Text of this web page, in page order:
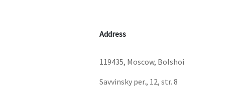
Address
119435, Moscow, Bolshoi
Savvinsky per., 12, str. 8